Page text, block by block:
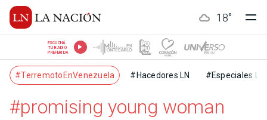
18°
ESCUCHÁ
TU RADIO
PREFERIDA
#TerremotoEnVenezuela #Hacedores LN #Especiales LN
#promising young woman